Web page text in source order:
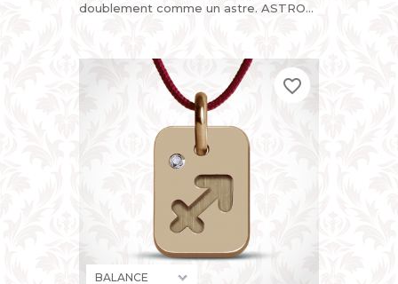
doublement comme un astre. ASTRO
favorite_border
favorite_border
favorite_border